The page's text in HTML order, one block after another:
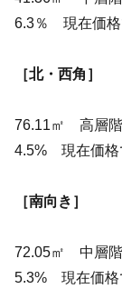
6.3％ 現在価格
［北・西角］
76.11㎡ 高層
4.5% 現在価格
［南向き］
72.05㎡ 中層
5.3% 現在価格